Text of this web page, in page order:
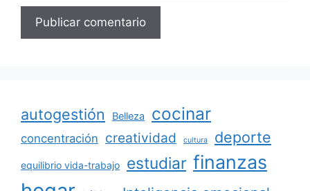
autogestión Belleza cocinar
concentración creatividad cultura deporte
equilibrio vida-trabajo estudiar finanzas